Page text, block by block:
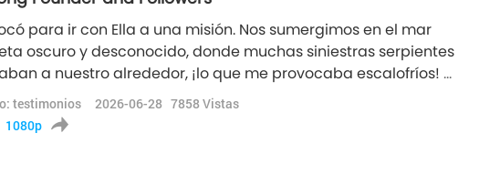
para ir con Ella a una misión. Nos sumergimos en el mar
oscuro y desconocido, donde muchas siniestras serpientes
a nuestro alrededor, ¡lo que me provocaba escalofríos! Al
del océano, vimos una tapa circular de hierro negro y
una atmósfera sumamente inquietante… La Maestr
testimonios 2026-06-28 7858 Vistas
1080p